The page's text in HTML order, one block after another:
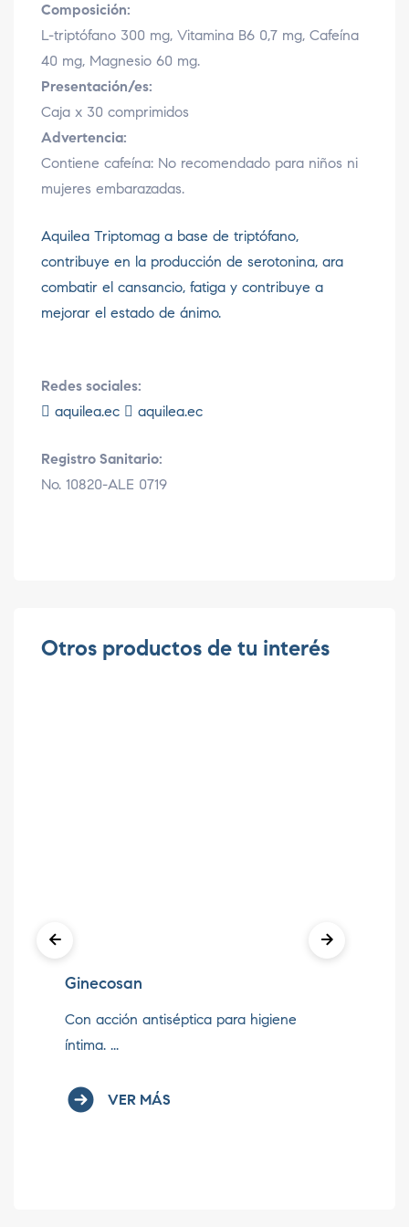
Composición:
L-triptófano 300 mg, Vitamina B6 0,7 mg, Cafeína
40 mg, Magnesio 60 mg.
Presentación/es:
Caja x 30 comprimidos
Advertencia:
Contiene cafeína: No recomendado para niños ni
mujeres embarazadas.
Aquilea Triptomag a base de triptófano,
contribuye en la producción de serotonina, ara
combatir el cansancio, fatiga y contribuye a
mejorar el estado de ánimo.
Redes sociales:
aquilea.ec
aquilea.ec
Registro Sanitario:
No. 10820-ALE 0719
Otros productos de tu interés
Ginecosan
Con acción antiséptica para higiene
íntima. ...
VER MÁS